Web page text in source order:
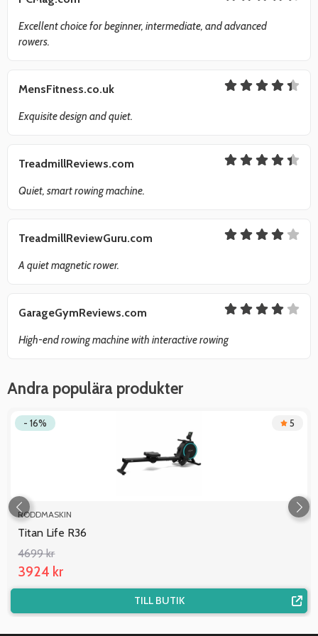
Excellent choice for beginner, intermediate, and advanced
rowers.
MensFitness.co.uk
Exquisite design and quiet.
TreadmillReviews.com
Quiet, smart rowing machine.
TreadmillReviewGuru.com
A quiet magnetic rower.
GarageGymReviews.com
High-end rowing machine with interactive rowing
Andra populära produkter
- 16% 5
RODDMASKIN
Titan Life R36
4699 kr
3924 kr
TILL BUTIK